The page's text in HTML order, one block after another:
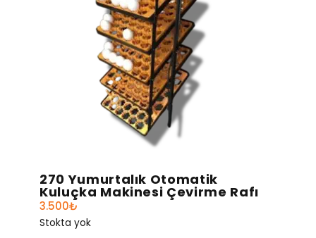
270 Yumurtalık Otomatik
Kuluçka Makinesi Çevirme Rafı
3.500₺
Stokta yok